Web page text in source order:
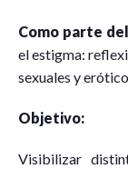
Como parte
el estigma:
sexuales y
Objetivo:
Visibilizar